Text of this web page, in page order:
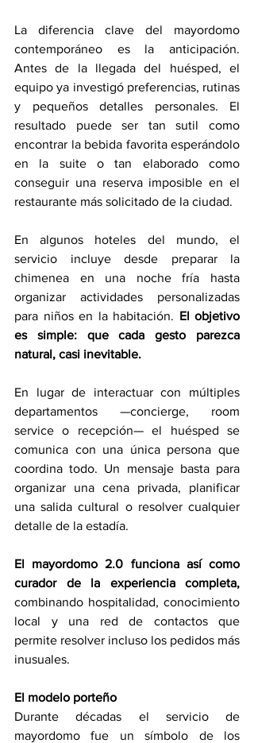
La diferencia clave del mayordomo
contemporáneo es la anticipación.
Antes de la llegada del huésped, el
equipo ya investigó preferencias, rutinas
y pequeños detalles personales. El
resultado puede ser tan sutil como
encontrar la bebida favorita esperándolo
en la suite o tan elaborado como
conseguir una reserva imposible en el
restaurante más solicitado de la ciudad.
En algunos hoteles del mundo, el
servicio incluye desde preparar la
chimenea en una noche fría hasta
organizar actividades personalizadas
para niños en la habitación. El objetivo
es simple: que cada gesto parezca
natural, casi inevitable.
En lugar de interactuar con múltiples
departamentos —concierge, room
service o recepción— el huésped se
comunica con una única persona que
coordina todo. Un mensaje basta para
organizar una cena privada, planificar
una salida cultural o resolver cualquier
detalle de la estadía.
El mayordomo 2.0 funciona así como
combinando hospitalidad, conocimiento
local y una red de contactos que
permite resolver incluso los pedidos más
inusuales.
El modelo porteño
Durante décadas el servicio de
mayordomo fue un símbolo de los